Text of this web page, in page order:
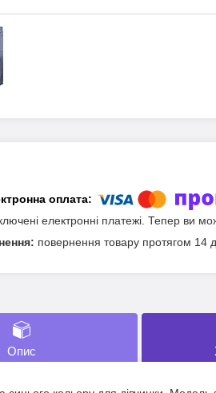
електронні платежі. Тепер ви
повернення товару протягом 14
Опис